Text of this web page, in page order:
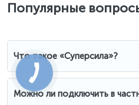
Популярные
Что такое «Суперсила»?
Можно ли подключить в